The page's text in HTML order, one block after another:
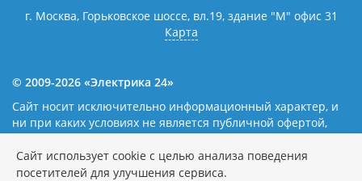
г. Москва, Горьковское шоссе, вл.19, здание "М" офис 31
Карта
© 2009-2026 «Электрика 24»
Сайт носит исключительно информационный характер, и
ни при каких условиях не является публичной офертой,
определяемой положениями статьи 437(2) Гражданского
кодекса Российской Федерации. Наличие и цены уточняйте
у наших операторов.Политика обработки персональных
Сайт использует cookie с целью анализа поведения
посетителей для улучшения сервиса.